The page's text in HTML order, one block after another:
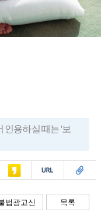
인용하실 때는 '보
카스 복사 스크랩
법광고신
목록